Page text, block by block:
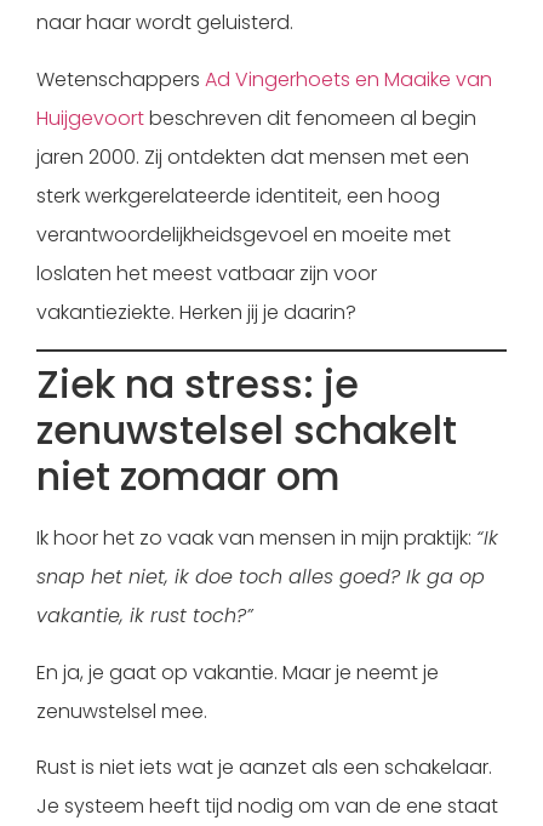
naar haar wordt geluisterd.
Wetenschappers Ad Vingerhoets en Maaike van
Huijgevoortbeschreven dit fenomeen al begin
jaren 2000. Zij ontdekten dat mensen met een
sterk werkgerelateerde identiteit, een hoog
verantwoordelijkheidsgevoel en moeite met
loslaten het meest vatbaar zijn voor
vakantieziekte. Herken jij je daarin?
Ziek na stress: je
zenuwstelsel schakelt
niet zomaar om
Ik hoor het zo vaak van mensen in mijn praktijk: “Ik
snap het niet, ik doe toch alles goed? Ik ga op
vakantie, ik rust toch?”
En ja, je gaat op vakantie. Maar je neemt je
zenuwstelsel mee.
Rust is niet iets wat je aanzet als een schakelaar.
Je systeem heeft tijd nodig om van de ene staat